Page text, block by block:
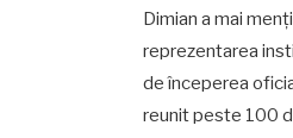
Dimian a mai
reprezentarea
de începerea
reunit peste 100